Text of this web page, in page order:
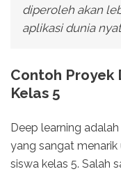
diperoleh akan
aplikasi dunia
Contoh Proyek
Kelas 5
Deep learning
yang sangat
siswa kelas 5. Salah